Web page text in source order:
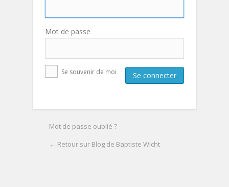
Mot de passe
Se souvenir de moi
Mot de passe oublié ?
← Retour sur Blog de Baptiste Wicht